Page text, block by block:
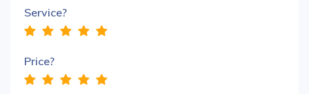
Service?
Price?